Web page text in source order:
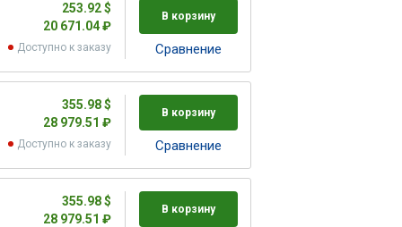
253.92 $
20 671.04 ₽
Доступно к заказу
В корзину
Cравнение
355.98 $
28 979.51 ₽
Доступно к заказу
В корзину
Cравнение
355.98 $
28 979.51 ₽
В корзину